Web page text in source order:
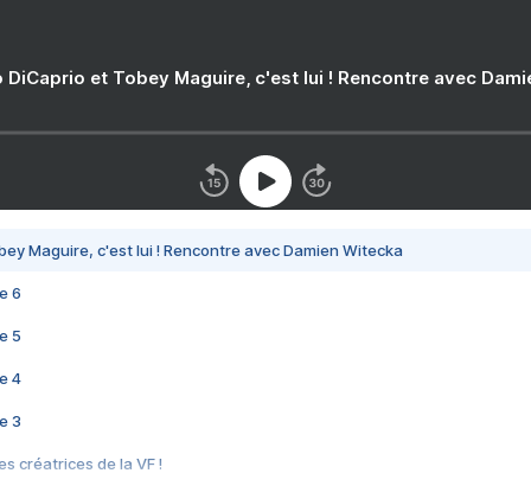
DiCaprio et Tobey Maguire, c'est lui ! Rencontre avec
Maguire, c'est lui ! Rencontre avec Damien Witecka
6
5
4
3
créatrices de la VF !